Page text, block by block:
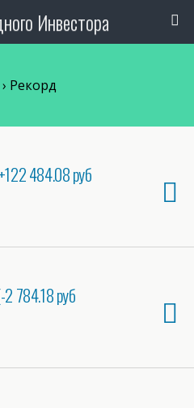
Инвестора
Рекорд
484.08 руб
784.18 руб